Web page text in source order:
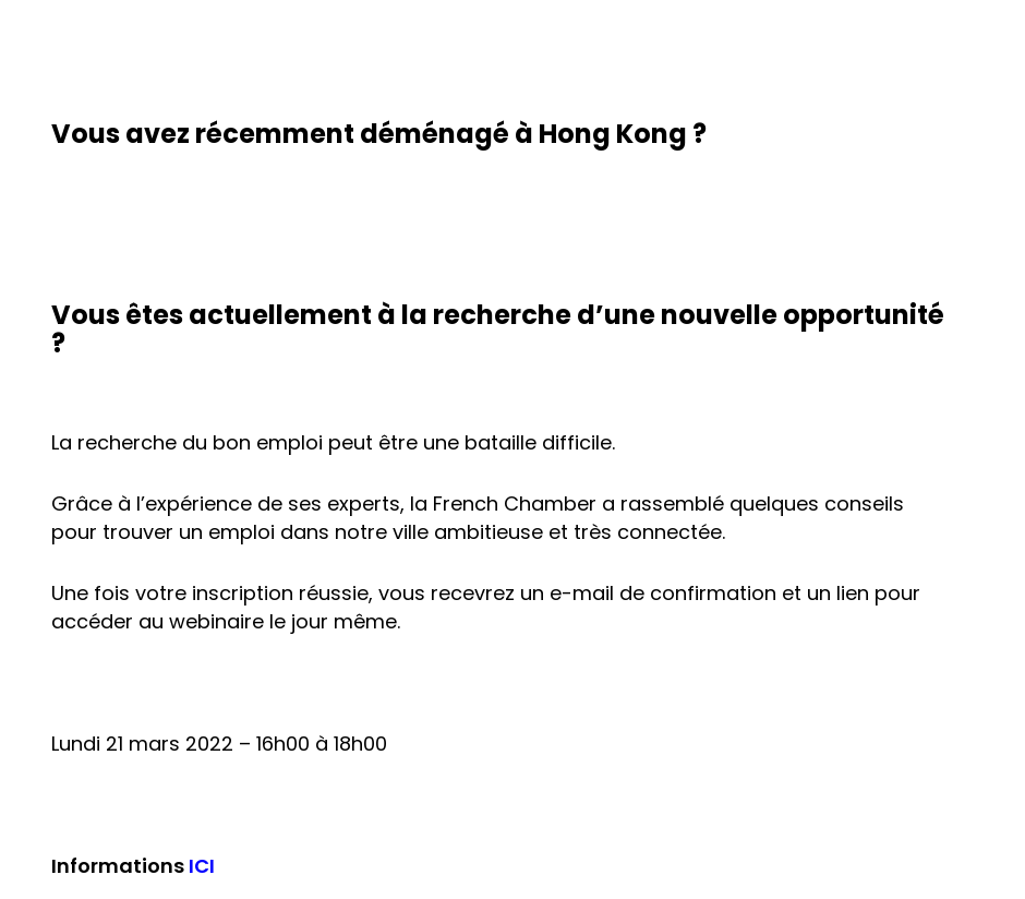
Vous avez récemment déménagé à Hong Kong ?
Vous êtes actuellement à la recherche d’une nouvelle opportunité
?
La recherche du bon emploi peut être une bataille difficile.
Grâce à l’expérience de ses experts, la French Chamber a rassemblé quelques conseils
pour trouver un emploi dans notre ville ambitieuse et très connectée.
Une fois votre inscription réussie, vous recevrez un e-mail de confirmation et un lien pour
accéder au webinaire le jour même.
Lundi 21 mars 2022 – 16h00 à 18h00
Informations ICI